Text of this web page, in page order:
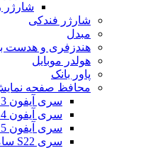
شارژر
شارژر فندکی
مبدل
هندزفری و هدست
هولدر موبایل
پاور بانک
محافظ صفحه
سری آیفون 13
سری آیفون 14
سری آیفون 15
سری S22 سامسونگ